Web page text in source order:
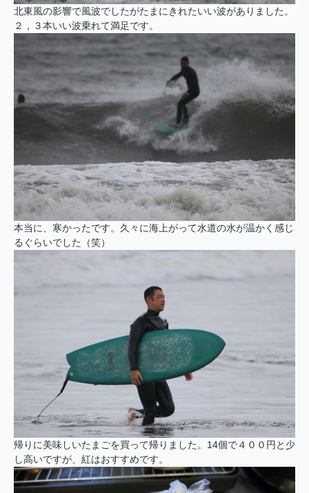
北東風の影響で風波でしたがたまにきれたいい波がありました。
２，３本いい波乗れて満足です。
本当に、寒かったです。久々に海上がって水道の水が温かく感じ
るぐらいでした（笑）
帰りに美味しいたまごを買って帰りました。 14個で４００円と少
し高いですが、 紅はおすすめです。